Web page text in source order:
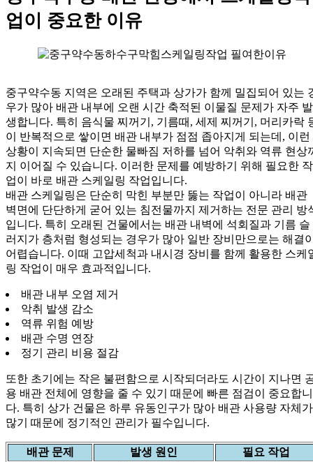
업이 중요한 이유
중구약수동 지역은 오래된 주택과 상가가 함께 밀집되어 있는
우가 많아 배관 내부에 오랜 시간 축적된 이물질 문제가 자주 발
생합니다. 특히 음식물 찌꺼기, 기름때, 세제 찌꺼기, 머리카락
이 반복적으로 쌓이면 배관 내부가 점점 좁아지게 되는데, 이런
상황이 지속되면 단순한 물빠짐 저하를 넘어 악취와 역류 현상
지 이어질 수 있습니다. 이러한 문제를 예방하기 위해 필요한 작
업이 바로 배관 스케일링 작업입니다.
배관 스케일링은 단순히 막힌 부분만 뚫는 작업이 아니라 배관
벽면에 단단하게 굳어 있는 침전물까지 제거하는 전문 관리 방
입니다. 특히 오래된 건물에서는 배관 내벽에 석회질과 기름 슬
러지가 층처럼 형성되는 경우가 많아 일반 장비만으로는 해결
어렵습니다. 이때 고압세척과 내시경 장비를 함께 활용한 스케
링 작업이 매우 효과적입니다.
배관 내부 오염 제거
악취 발생 감소
역류 위험 예방
배관 수명 연장
정기 관리 비용 절감
또한 초기에는 작은 불편함으로 시작되더라도 시간이 지나면
용 배관 전체에 영향을 줄 수 있기 때문에 빠른 점검이 중요합니
다. 특히 상가 건물은 하루 유동인구가 많아 배관 사용량 자체가
많기 때문에 정기적인 관리가 필수입니다.
배관 문제 발생 원인
필요 작업